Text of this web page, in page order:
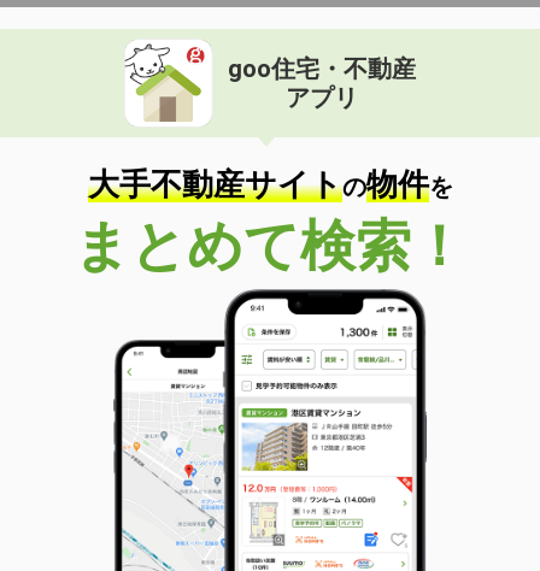
岩手県盛岡市津志田西２
価 格
住 所
岩手県盛岡市津志田西２
専有面積 46.73m²
間取り
1K
岩手県花巻市豊沢町
価 格
4万円
岩手県花巻市豊沢町
49m²
間取り
3DK
岩手県盛岡市門１丁目
価 格
3.50万円
住 所
岩手県盛岡市門１丁目
専有面積 28.14m²
間取り
1K
goo住宅・不動産
アプリ
大手不動産サイトの物件を
まとめて検索！